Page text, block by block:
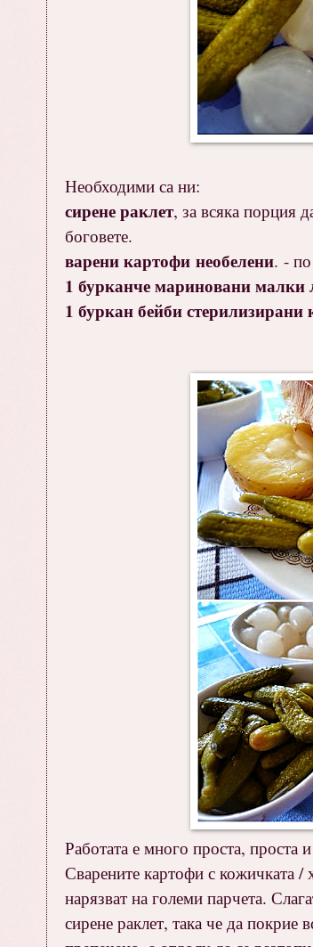
Необходими са ни:
сирене раклет, за всяка порция
боговете.
варени картофи необелени. -
1 бурканче мариновани малки
1 буркан бейби стерилизирани
Работата е много проста, проста
Сварените картофи с кожичката /
нарязват на големи парчета.
сирене раклет, така че да